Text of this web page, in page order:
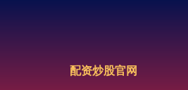
配资炒股官网